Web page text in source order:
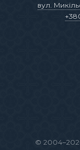
вул.
©